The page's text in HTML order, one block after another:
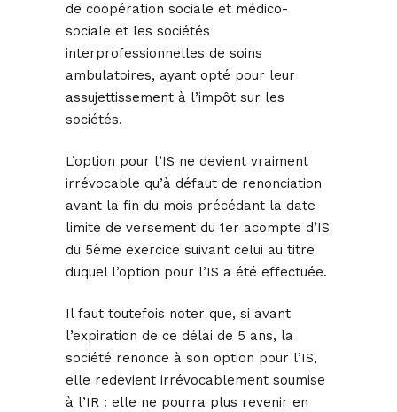
de coopération sociale et médico-
sociale et les sociétés
interprofessionnelles de soins
ambulatoires, ayant opté pour leur
assujettissement à l’impôt sur les
sociétés.
L’option pour l’IS ne devient vraiment
irrévocable qu’à défaut de renonciation
avant la fin du mois précédant la date
limite de versement du 1er acompte d’IS
du 5ème exercice suivant celui au titre
duquel l’option pour l’IS a été effectuée.
Il faut toutefois noter que, si avant
l’expiration de ce délai de 5 ans, la
société renonce à son option pour l’IS,
elle redevient irrévocablement soumise
à l’IR : elle ne pourra plus revenir en